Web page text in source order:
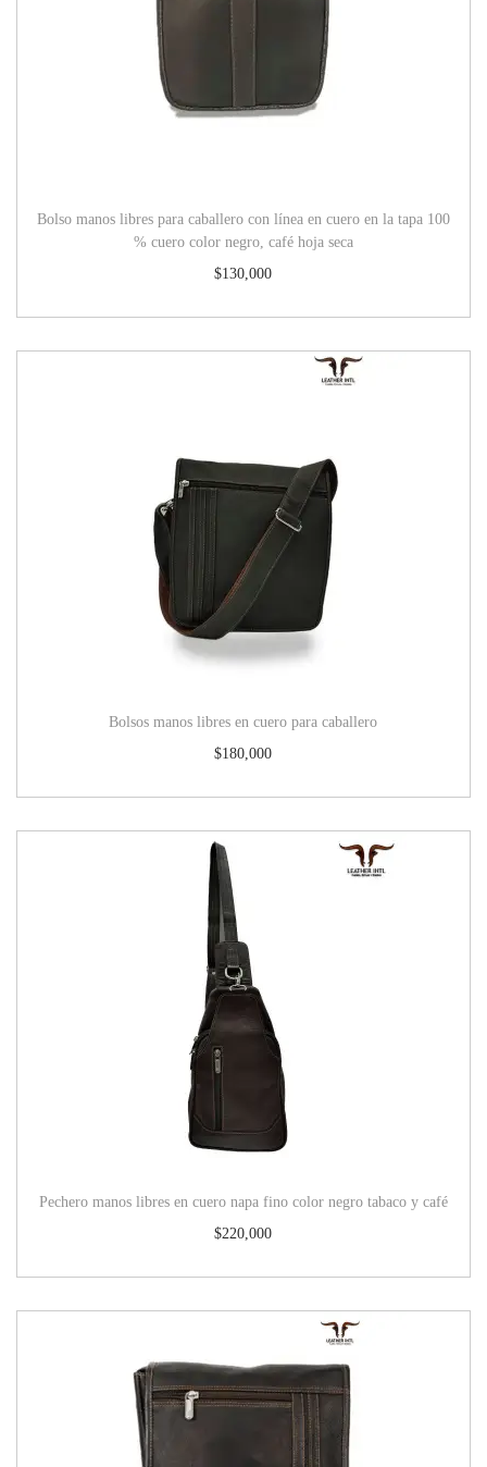
Bolso manos libres para caballero con línea en cuero en la tapa 100
% cuero color negro, café hoja seca
$130,000
Bolsos manos libres en cuero para caballero
$180,000
Pechero manos libres en cuero napa fino color negro tabaco y café
$220,000